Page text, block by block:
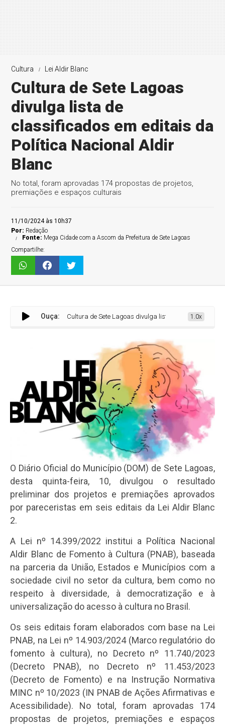
Cultura Lei Aldir Blanc
Cultura de Sete Lagoas
divulga lista de
classificados em editais da
Política Nacional Aldir
Blanc
No total, foram aprovadas 174 propostas de projetos,
premiações e espaços culturais
11/10/2024 às 10h37
Por: Redação
Fonte: Mega Cidade com a Ascom da Prefeitura de Sete Lagoas
Compartilhe:
Ouça:
Cultura de Sete Lagoas divulga lista de classificados em editais
1.0x
O Diário Oficial do Município (DOM) de Sete Lagoas,
desta quinta-feira, 10, divulgou o resultado
preliminar dos projetos e premiações aprovados
por pareceristas em seis editais da Lei Aldir Blanc
2.
A Lei nº 14.399/2022 institui a Política Nacional
Aldir Blanc de Fomento à Cultura (PNAB), baseada
na parceria da União, Estados e Municípios com a
sociedade civil no setor da cultura, bem como no
respeito à diversidade, à democratização e à
universalização do acesso à cultura no Brasil.
Os seis editais foram elaborados com base na Lei
PNAB, na Lei nº 14.903/2024 (Marco regulatório do
fomento à cultura), no Decreto nº 11.740/2023
(Decreto PNAB), no Decreto nº 11.453/2023
(Decreto de Fomento) e na Instrução Normativa
MINC nº 10/2023 (IN PNAB de Ações Afirmativas e
Acessibilidade). No total, foram aprovadas 174
propostas de projetos, premiações e espaços